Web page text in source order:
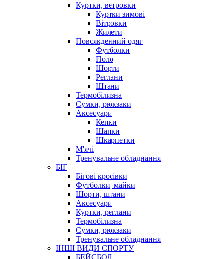
Куртки, ветровки
Куртки зимові
Вітровки
Жилети
Повсякденний одяг
Футболки
Поло
Шорти
Реглани
Штани
Термобілизна
Сумки, рюкзаки
Аксесуари
Кепки
Шапки
Шкарпетки
М'ячі
Тренувальне обладнання
БІГ
Бігові кросівки
Футболки, майки
Шорти, штани
Аксесуари
Куртки, реглани
Термобілизна
Сумки, рюкзаки
Тренувальне обладнання
ІНШІ ВИДИ СПОРТУ
БЕЙСБОЛ